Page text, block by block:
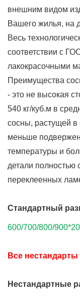
внешним видом
Вашего жилья, на
Весь
соответствии с
лакокрасочными
Преимущества
- это не высокая
540 кг/куб.м в
сосны, растущей в
меньше
температуры и
детали полностью
переклеенных
Стандартный
600/700/800/
Все
Нестандартные